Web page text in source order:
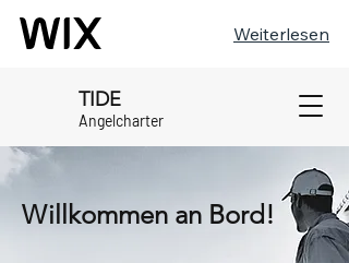
Weiterlesen